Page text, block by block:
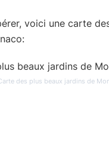
voici une carte
des plus beaux jardins de